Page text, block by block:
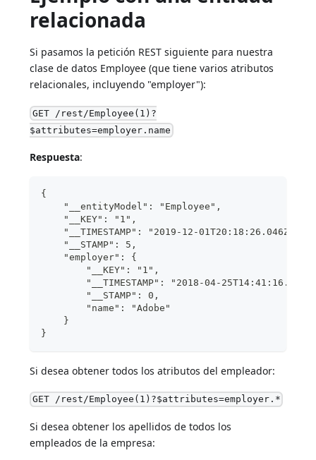
relacionada
Si pasamos la petición REST siguiente para nuestra
clase de datos Employee (que tiene varios atributos
relacionales, incluyendo "employer"):
GET /rest/Employee(1)?
$attributes=employer.name
Respuesta:
{
    "__entityModel": "Employee",
    "__KEY": "1",
    "__TIMESTAMP": "2019-12-01T20:18:26.046Z",
    "__STAMP": 5,
    "employer": {
        "__KEY": "1",
"__TIMESTAMP": "2018-04-
        "__STAMP": 0,
        "name": "Adobe"
    }
}
Si desea obtener todos los atributos del empleador:
GET /rest/Employee(1)?$attributes=employer.*
Si desea obtener los apellidos de todos los
empleados de la empresa: